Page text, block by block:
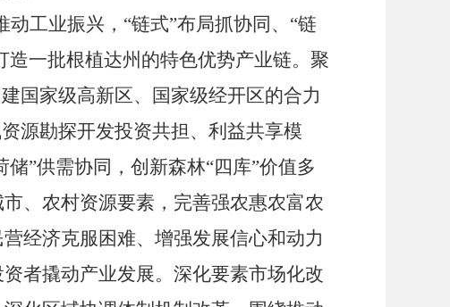
工业振兴， “链式”布局抓协同、 “链
一批根植达州的特色优势产业链。聚
国家级高新区、国家级经开区的合力
源勘探开发投资共担、利益共享模
储”供需协同，创新森林“四库”价值多
、农村资源要素，完善强农惠农富农
经济克服困难、增强发展信心和动力
者撬动产业发展。深化要素市场化改